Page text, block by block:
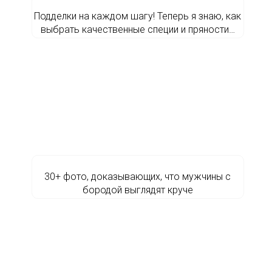
Подделки на каждом шагу! Теперь я знаю, как
выбрать качественные специи и пряности…
30+ фото, доказывающих, что мужчины с
бородой выглядят круче